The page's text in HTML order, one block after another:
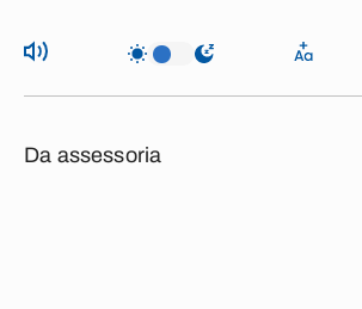
Da assessoria